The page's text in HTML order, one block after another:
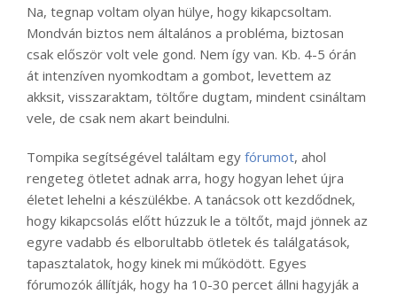
Na, tegnap voltam olyan hülye, hogy kikapcsoltam.
Mondván biztos nem általános a probléma, biztosan
csak először volt vele gond. Nem így van. Kb. 4-5 órán
át intenzíven nyomkodtam a gombot, levettem az
akksit, visszaraktam, töltőre dugtam, mindent csináltam
vele, de csak nem akart beindulni.
Tompika segítségével találtam egy fórumot, ahol
rengeteg ötletet adnak arra, hogy hogyan lehet újra
életet lehelni a készülékbe. A tanácsok ott kezdődnek,
hogy kikapcsolás előtt húzzuk le a töltőt, majd jönnek az
egyre vadabb és elborultabb ötletek és találgatások,
tapasztalatok, hogy kinek mi működött. Egyes
fórumozók állítják, hogy ha 10-30 percet állni hagyják a